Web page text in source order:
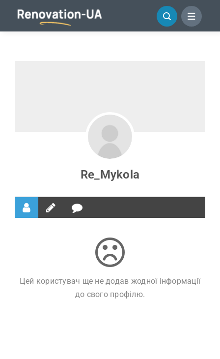
змісту
Re_Mykola
Цей користувач ще не додав жодної інформації
до свого профілю.